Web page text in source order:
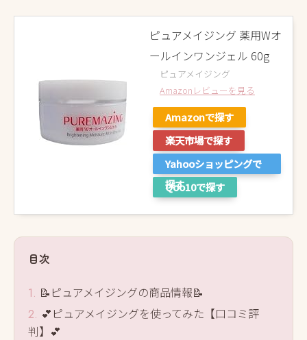
ピュアメイジング 薬用Wオ
ールインワンジェル 60g
ピュアメイジング
Amazonレビューを見る
Amazonで探す
楽天市場で探す
Yahooショッピングで
探す
Qoo10で探す
目次
📝ピュアメイジングの商品情報📝
💕ピュアメイジングを使ってみた【口コミ評
判】💕